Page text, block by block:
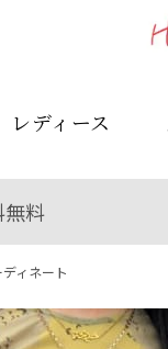
レディース
無料
ィネート